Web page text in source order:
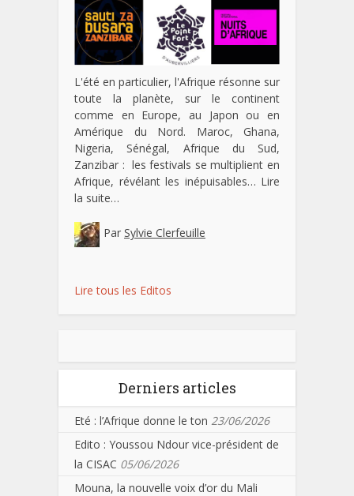
L'été en particulier, l'Afrique résonne sur
toute la planète, sur le continent
comme en Europe, au Japon ou en
Amérique du Nord. Maroc, Ghana,
Nigeria, Sénégal, Afrique du Sud,
Zanzibar : les festivals se multiplient en
Afrique, révélant les inépuisables… Lire
la suite…
Par Sylvie Clerfeuille
Lire tous les Editos
Derniers articles
Eté : l’Afrique donne le ton 23/06/2026
Edito : Youssou Ndour vice-président de
la CISAC 05/06/2026
Mouna, la nouvelle voix d’or du Mali